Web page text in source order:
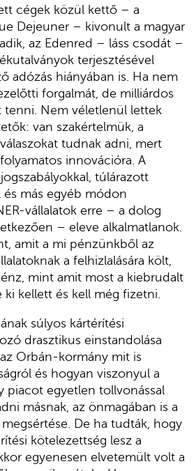
cégek közül kettő – a
Dejeuner – kivonult a magyar
az Edenred – láss csodát –
terjesztésével
adózás hiányában is. Ha nem
forgalmát, de milliárdos
tenni. Nem véletlenül lettek
van szakértelmük, a
tudnak adni, mert
innovációra. A
túlárazott
és más egyéb módon
vállalatok erre – a dolog
– eleve alkalmatlanok.
amit a mi pénzünkből az
a felhizlalására költ,
mint amit most a kiebrudalt
ki kellett és kell még fizetni.
súlyos kártérítési
drasztikus einstandolása
Orbán-kormány mit is
és hogyan viszonyul a
piacot egyetlen tollvonással
másnak, az önmagában is a
De ha tudták, hogy
kötelezettség lesz a
egyenesen elvetemült volt a